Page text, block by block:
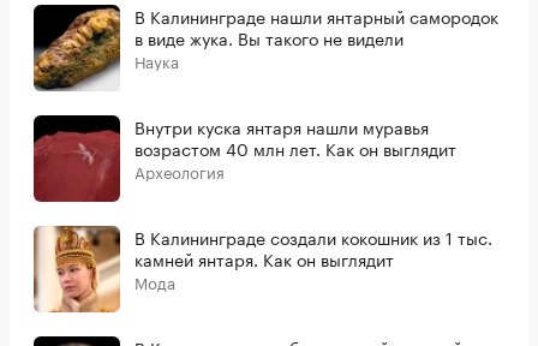
В Калининграде нашли янтарный самородок
в виде жука. Вы такого не видели
Наука
Внутри куска янтаря нашли муравья
возрастом 40 млн лет. Как он выглядит
Археология
В Калининграде создали кокошник из 1 тыс.
камней янтаря. Как он выглядит
Мода